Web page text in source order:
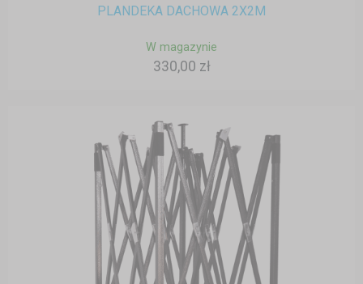
PLANDEKA DACHOWA 2X2M
W magazynie
330,00 zł